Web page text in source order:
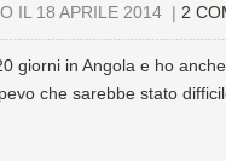
IL 18 APRILE 2014 | 2
giorni in Angola e ho
che sarebbe stato